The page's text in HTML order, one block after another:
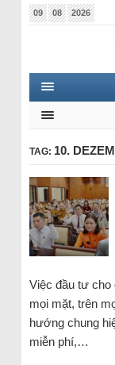
09 08 2026
TAG: 10.
Việc đầu tư cho
mọi mặt, trên
hướng chung
miễn phí,…